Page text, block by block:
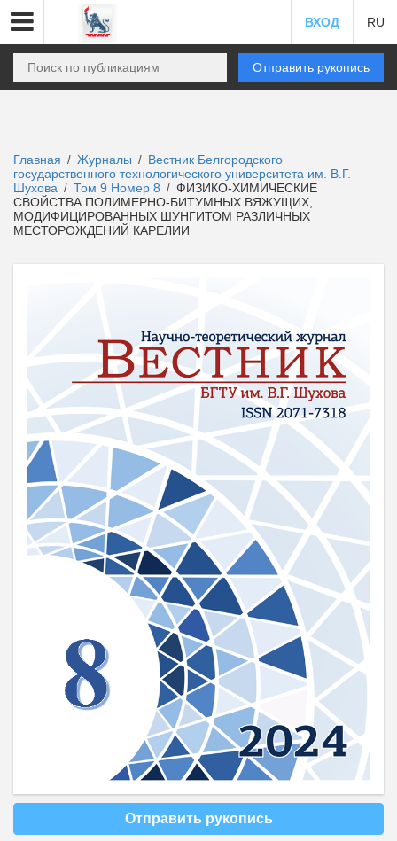
ВХОД RU
Отправить рукопись
Главная / Журналы / Вестник Белгородского
государственного технологического университета им. В.Г.
Шухова / Том 9 Номер 8 / ФИЗИКО-ХИМИЧЕСКИЕ
СВОЙСТВА ПОЛИМЕРНО-БИТУМНЫХ ВЯЖУЩИХ,
МОДИФИЦИРОВАННЫХ ШУНГИТОМ РАЗЛИЧНЫХ
МЕСТОРОЖДЕНИЙ КАРЕЛИИ
Отправить рукопись